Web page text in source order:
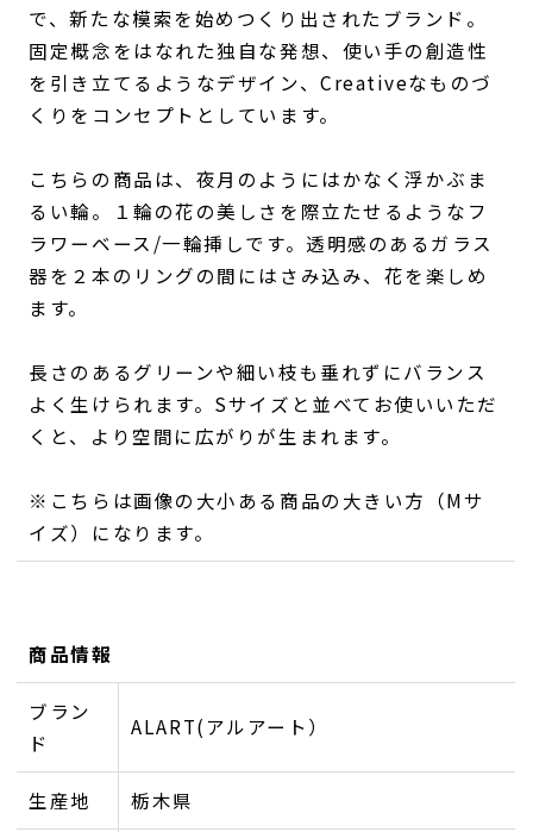
で、新たな模索を始めつくり出されたブランド。
固定概念をはなれた独自な発想、使い手の創造性
を引き立てるようなデザイン、Creativeなものづ
くりをコンセプトとしています。
こちらの商品は、夜月のようにはかなく浮かぶま
るい輪。１輪の花の美しさを際立たせるようなフ
ラワーベース/一輪挿しです。透明感のあるガラス
器を２本のリングの間にはさみ込み、花を楽しめ
ます。
長さのあるグリーンや細い枝も垂れずにバランス
よく生けられます。Sサイズと並べてお使いいただ
くと、より空間に広がりが生まれます。
※こちらは画像の大小ある商品の大きい方（Mサ
イズ）になります。
商品情報
ブラン
ド
ALART(アルアート）
生産地 栃木県